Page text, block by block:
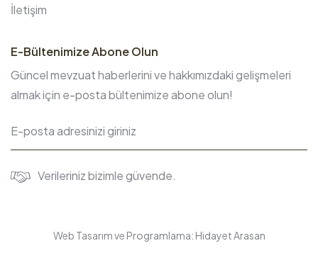
İletişim
E-Bültenimize Abone Olun
Güncel mevzuat haberlerini ve hakkımızdaki gelişmeleri
almak için e-posta bültenimize abone olun!
Verileriniz bizimle güvende.
Web Tasarım ve Programlama: Hidayet Arasan